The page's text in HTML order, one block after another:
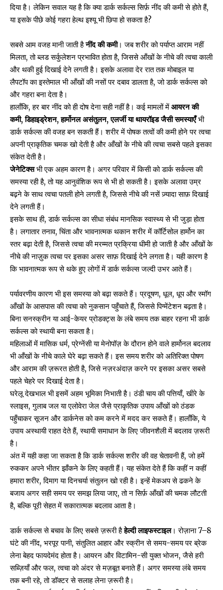
दिया है। लेकिन सवाल यह है कि क्या डार्क सर्कल्स सिर्फ़ नींद की कमी से होते हैं,
या इसके पीछे कोई गहरा हेल्थ इश्यू भी छिपा हो सकता है?
सबसे आम वजह मानी जाती हैनींद की कमी। जब शरीर को पर्याप्त आराम नहीं
मिलता, तो ब्लड सर्कुलेशन प्रभावित होता है, जिससे आँखों के नीचे की त्वचा काली
और थकी हुई दिखाई देने लगती है। इसके अलावा देर रात तक मोबाइल या
लैपटॉप का इस्तेमाल भी आँखों की नसों पर दबाव डालता है, जो डार्क सर्कल्स को
और गहरा बना देता है।
हालाँकि, हर बार नींद को ही दोष देना सही नहीं है। कई मामलों में आयरन की
कमी, डिहाइड्रेशन, हार्मोनल असंतुलन, एलर्जी या थायरॉइड जैसी समस्याएँभी
डार्क सर्कल्स की वजह बन सकती हैं। शरीर में पोषक तत्वों की कमी होने पर त्वचा
अपनी प्राकृतिक चमक खो देती है और आँखों के नीचे की त्वचा सबसे पहले इसका
संकेत देती है।
जेनेटिक्सभी एक अहम कारण है। अगर परिवार में किसी को डार्क सर्कल्स की
समस्या रही है, तो यह आनुवंशिक रूप से भी हो सकती है। इसके अलावा उम्र
बढ़ने के साथ त्वचा पतली होने लगती है, जिससे नीचे की नसें ज़्यादा साफ़ दिखाई
देने लगती हैं।
इसके साथ ही, डार्क सर्कल्स का सीधा संबंध मानसिक स्वास्थ्य से भी जुड़ा होता
है। लगातार तनाव, चिंता और भावनात्मक थकान शरीर में कॉर्टिसोल हार्मोन का
स्तर बढ़ा देती है, जिससे त्वचा की मरम्मत प्रक्रिया धीमी हो जाती है और आँखों के
नीचे की नाज़ुक त्वचा पर इसका असर साफ़ दिखाई देने लगता है। यही कारण है
कि भावनात्मक रूप से थके हुए लोगों में डार्क सर्कल्स जल्दी उभर आते हैं।
पर्यावरणीय कारण भी इस समस्या को बढ़ा सकते हैं। प्रदूषण, धूल, धूप और स्मॉग
आँखों के आसपास की त्वचा को नुकसान पहुँचाते हैं, जिससे पिग्मेंटेशन बढ़ता है।
बिना सनस्क्रीन या आई-केयर प्रोडक्ट्स के लंबे समय तक बाहर रहना भी डार्क
सर्कल्स को स्थायी बना सकता है।
महिलाओं में मासिक धर्म, प्रेग्नेंसी या मेनोपॉज़ के दौरान होने वाले हार्मोनल बदलाव
भी आँखों के नीचे काले घेरे बढ़ा सकते हैं। इस समय शरीर को अतिरिक्त पोषण
और आराम की ज़रूरत होती है, जिसे नज़रअंदाज़ करने पर इसका असर सबसे
पहले चेहरे पर दिखाई देता है।
घरेलू देखभाल भी इसमें अहम भूमिका निभाती है। ठंडी चाय की पत्तियाँ, खीरे के
स्लाइस, गुलाब जल या एलोवेरा जेल जैसे प्राकृतिक उपाय आँखों को ठंडक
पहुँचाकर सूजन और डार्कनेस को कम करने में मदद कर सकते हैं। हालाँकि, ये
उपाय अस्थायी राहत देते हैं, स्थायी समाधान के लिए जीवनशैली में बदलाव ज़रूरी
है।
अंत में यही कहा जा सकता है कि डार्क सर्कल्स शरीर की वह चेतावनी हैं, जो हमें
रुककर अपने भीतर झाँकने के लिए कहती हैं। यह संकेत देते हैं कि कहीं न कहीं
हमारा शरीर, दिमाग या दिनचर्या संतुलन खो रही है। इन्हें मेकअप से ढकने के
बजाय अगर सही समय पर समझ लिया जाए, तो न सिर्फ़ आँखों की चमक लौटती
है, बल्कि पूरी सेहत में सकारात्मक बदलाव आता है।
डार्क सर्कल्स से बचाव के लिए सबसे ज़रूरी हैहेल्दी लाइफस्टाइल। रोज़ाना 7–8
घंटे की नींद, भरपूर पानी, संतुलित आहार और स्क्रीन से समय-समय पर ब्रेक
लेना बेहद फायदेमंद होता है। आयरन और विटामिन-सी युक्त भोजन, जैसे हरी
सब्ज़ियाँ और फल, त्वचा को अंदर से मज़बूत बनाते हैं। अगर समस्या लंबे समय
तक बनी रहे, तो डॉक्टर से सलाह लेना ज़रूरी है।